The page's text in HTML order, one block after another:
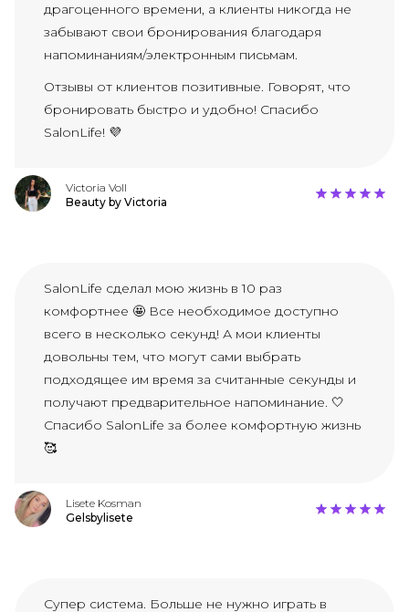
драгоценного времени, а клиенты никогда не
забывают свои бронирования благодаря
напоминаниям/электронным письмам.
Отзывы от клиентов позитивные. Говорят, что
бронировать быстро и удобно! Спасибо
SalonLife! 💜
Victoria Voll
Beauty by Victoria
SalonLife сделал мою жизнь в 10 раз
комфортнее 🤩 Все необходимое доступно
всего в несколько секунд! А мои клиенты
довольны тем, что могут сами выбрать
подходящее им время за считанные секунды и
получают предварительное напоминание. 🤍
Спасибо SalonLife за более комфортную жизнь
🥰
Lisete Kosman
Gelsbylisete
Супер система. Больше не нужно играть в